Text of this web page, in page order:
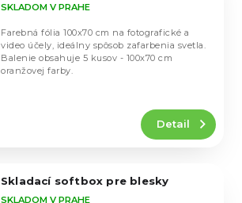
SKLADOM V PRAHE
Detail
Farebná fólia 100x70 cm na fotografické a
video účely, ideálny spôsob zafarbenia svetla.
Balenie obsahuje 5 kusov - 100x70 cm
oranžovej farby.
Skladací softbox pre blesky
SKLADOM V PRAHE